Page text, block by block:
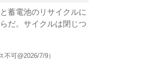
蓄電池のリサイクルに
だ。サイクルは閉じつ
不可@2026/7/9）